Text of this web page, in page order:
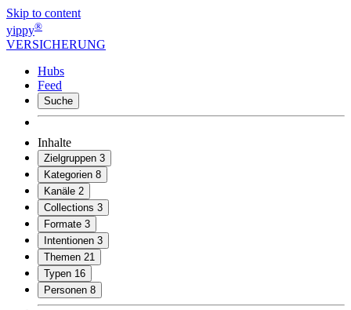
Skip to content
yippy®
VERSICHERUNG
Hubs
Feed
Suche
Inhalte
Zielgruppen 3
Kategorien 8
Kanäle 2
Collections 3
Formate 3
Intentionen 3
Themen 21
Typen 16
Personen 8